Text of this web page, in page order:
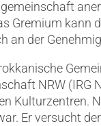
Gremium
an der
NRW (IRG
Kulturzentren.
Er versucht